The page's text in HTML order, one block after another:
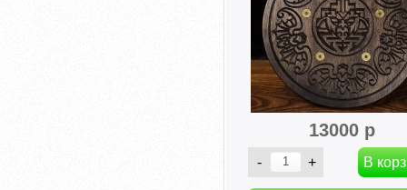
13000 р